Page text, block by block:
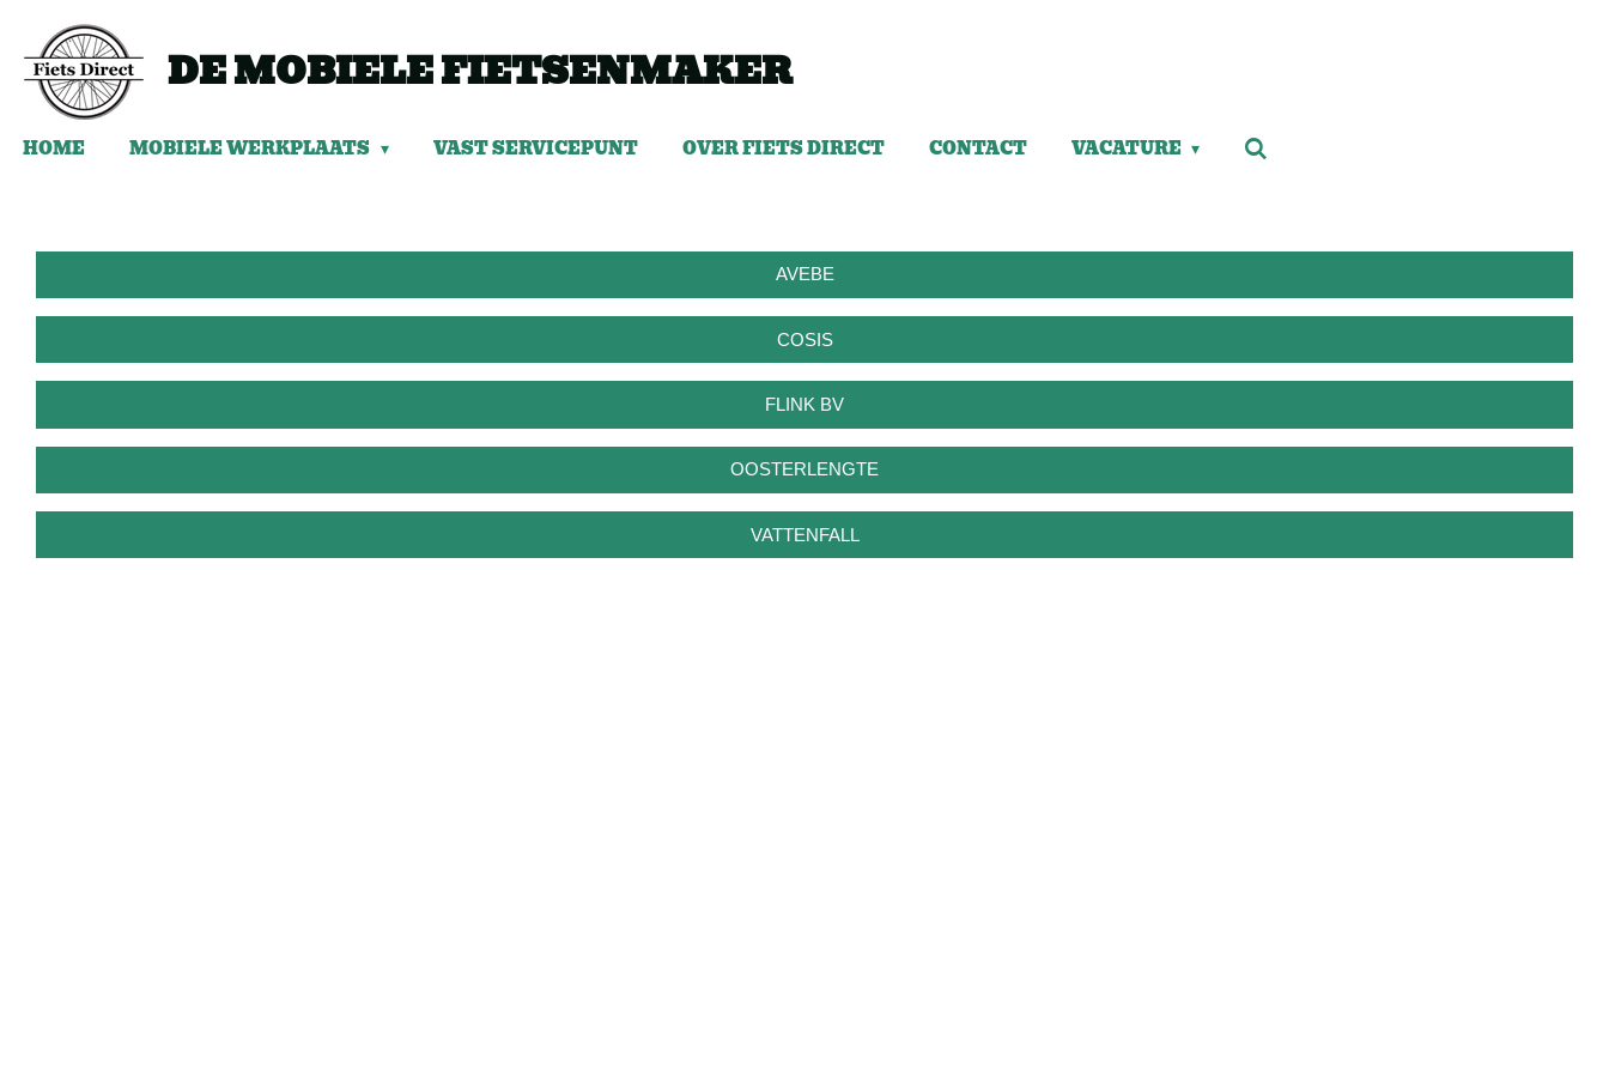
direct
naar
DE MOBIELE FIETSENMAKER
HOME MOBIELE WERKPLAATS VAST SERVICEPUNT OVER FIETS DIRECT CONTACT VACATURE
AVEBE
COSIS
FLINK BV
OOSTERLENGTE
VATTENFALL